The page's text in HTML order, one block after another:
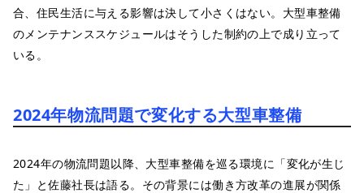
合、住民生活に与える影響は決して小さくはない。大型車整備
のメンテナンススケジュールはそうした制約の上で成り立って
いる。
2024年物流問題で変化する大型車整備
2024年の物流問題以降、大型車整備を巡る環境に「変化が生じ
た」と佐藤社長は語る。その背景には働き方改革の進展が関係